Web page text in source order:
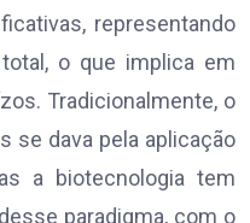
representando
o que implica em
Tradicionalmente, o
se dava pela aplicação
a biotecnologia tem
paradigma, com o